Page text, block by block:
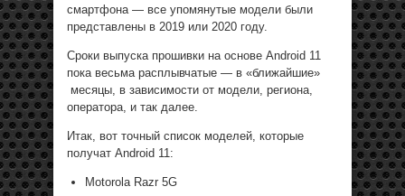
смартфона — все упомянутые модели были
представлены в 2019 или 2020 году.
Сроки выпуска прошивки на основе Android 11
пока весьма расплывчатые — в «ближайшие»
месяцы, в зависимости от модели, региона,
оператора, и так далее.
Итак, вот точный список моделей, которые
получат Android 11:
Motorola Razr 5G